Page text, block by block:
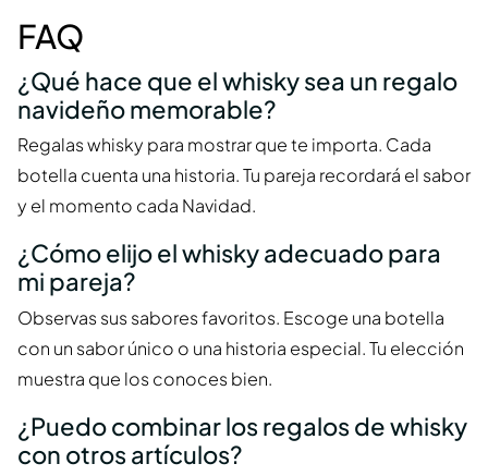
FAQ
¿Qué hace que el whisky sea un regalo
navideño memorable?
Regalas whisky para mostrar que te importa. Cada
botella cuenta una historia. Tu pareja recordará el sabor
y el momento cada Navidad.
¿Cómo elijo el whisky adecuado para
mi pareja?
Observas sus sabores favoritos. Escoge una botella
con un sabor único o una historia especial. Tu elección
muestra que los conoces bien.
¿Puedo combinar los regalos de whisky
con otros artículos?